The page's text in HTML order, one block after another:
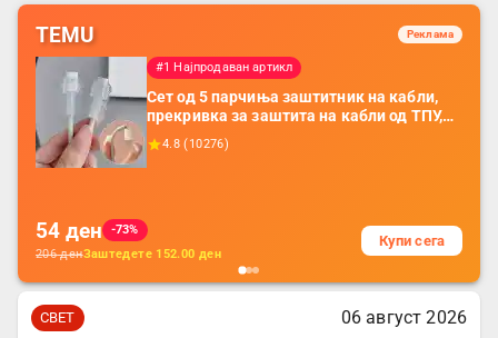
TEMU Реклама
#1 Најпродаван артикл
Сет од 5 парчиња заштитник на кабли,
прекривка за заштита на кабли од ТПУ,
додатоци за заштита на кабли, без
батерија, за мобилни телефони, комплет
4.8 (10276)
54 ден
-73%
206денЗаштедете 152.00 ден
Купи сега
СВЕТ
06 август 2026